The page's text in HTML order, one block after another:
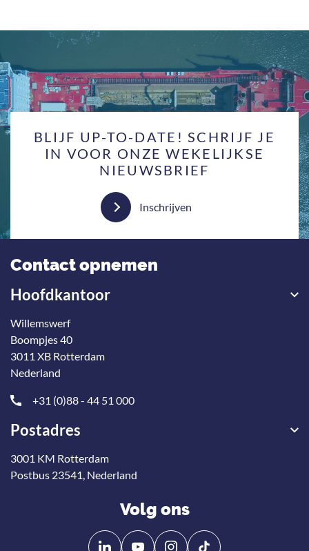
BLIJF UP-TO-DATE! SCHRIJF JE
IN VOOR ONZE WEKELIJKSE
NIEUWSBRIEF
Inschrijven
Contact opnemen
Hoofdkantoor
Willemswerf
Boompjes 40
3011 XB Rotterdam
Nederland
+31 (0)88 - 44 51 000
Postadres
3001 KM Rotterdam
Postbus 23541, Nederland
Volg ons
Volg
Volg